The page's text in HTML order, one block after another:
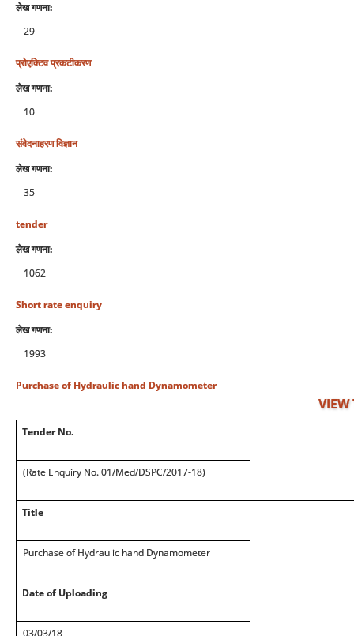
लेख गणना:
29
प्रोएक्टिव प्रकटीकरण
लेख गणना:
10
संवेदनाहरण विज्ञान
लेख गणना:
35
tender
लेख गणना:
1062
Short rate enquiry
लेख गणना:
1993
Purchase of Hydraulic hand Dynamometer
VIEW
Tender No.
(Rate Enquiry No. 01/Med/DSPC/2017-18)
Title
Purchase of Hydraulic hand Dynamometer
Date of Uploading
03/03/18